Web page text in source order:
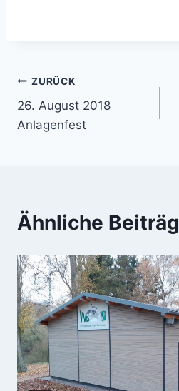
ZURÜCK
26. August 2018
Anlagenfest
Ähnliche